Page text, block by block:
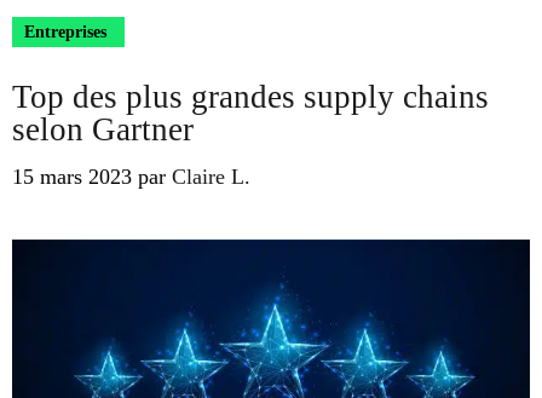
Entreprises
Top des plus grandes supply chains
selon Gartner
15 mars 2023 par Claire L.